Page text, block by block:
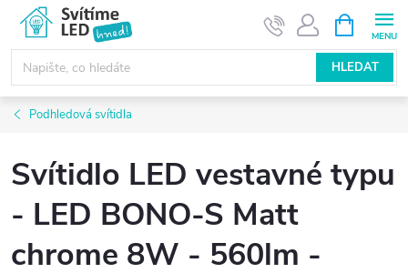
obsah
HLEDAT
NÁKUPNÍ
KOŠÍK
Podhledová svítidla
Svítidlo LED vestavné typu
- LED BONO-S Matt
chrome 8W - 560lm -